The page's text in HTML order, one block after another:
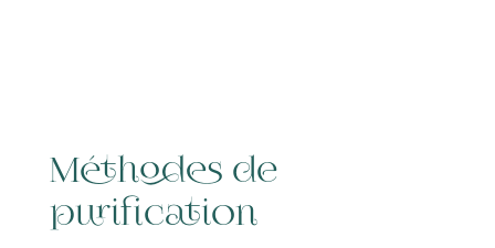
Méthodes de
purification